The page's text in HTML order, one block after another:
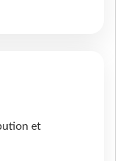
et